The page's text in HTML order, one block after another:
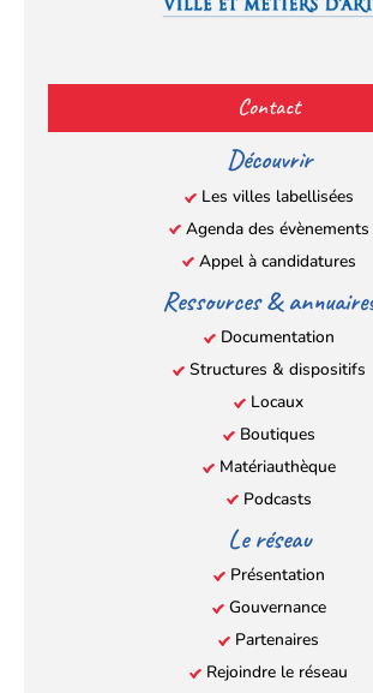
(s’ouvre
dans
un
nouvel
onglet)
(s’ouvre
dans
un
nouvel
onglet)
(s’ouvre
dans
un
nouvel
onglet)
(s’ouvre
un
nouvel
onglet)
Contact
Découvrir
Les villes labellisées
Agenda des évènements
Appel à candidatures
Ressources &
Documentation
Structures & dispositifs
Locaux
Boutiques
Matériauthèque
Podcasts
Le réseau
Présentation
Gouvernance
Partenaires
Rejoindre le réseau